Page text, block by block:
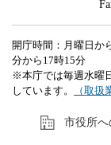
開庁時間：月曜日か
分から17時15分
※本庁では毎週水曜
しています。
（取扱
市役所